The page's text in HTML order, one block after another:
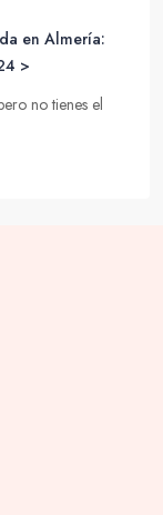
en Almería:
>
no tienes el